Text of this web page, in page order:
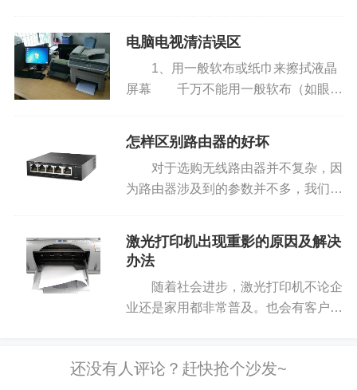
自动双面打印功能的机器，这样的情形就比较尴尬
了。
准尺寸为：594mm×841mm。纸张的
规格是指纸张制成后，经过...
电脑电视清洁误区
1、用一般软布或纸巾来擦拭液晶
屏幕 千万不能用一般软布（如眼镜
糙了，很容易划伤娇气的液晶屏
幕。 2、用清水清洁液晶屏幕
使...
怎样区别路由器的好坏
对于选购无线路由器并不复杂，因
为路由器涉及到的参数并不多，我们更
由器品牌、路由器适用范围、无线路由
速度以及无线路由器实用功能来体...
激光打印机出现重影的原因及解决
办法
随着社会进步，激光打印机不论企
业还是家用都非常普及。也会有客户经
以及要怎么解决，今天小编就总结了激